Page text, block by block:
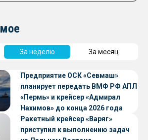
За неделю За месяц
Предприятие ОСК «Севмаш»
планирует передать ВМФ РФ АПЛ
«Пермь» и крейсер «Адмирал
Нахимов» до конца 2026 года
Ракетный крейсер «Варяг»
приступил к выполнению задач